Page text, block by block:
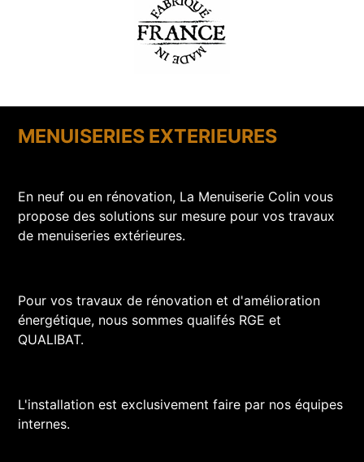
MENUISERIES EXTERIEURES
En neuf ou en rénovation, La Menuiserie Colin vous
propose des solutions sur mesure pour vos travaux
de menuiseries extérieures.
Pour vos travaux de rénovation et d'amélioration
énergétique, nous sommes qualifés RGE et
QUALIBAT.
L'installation est exclusivement faire par nos équipes
internes.